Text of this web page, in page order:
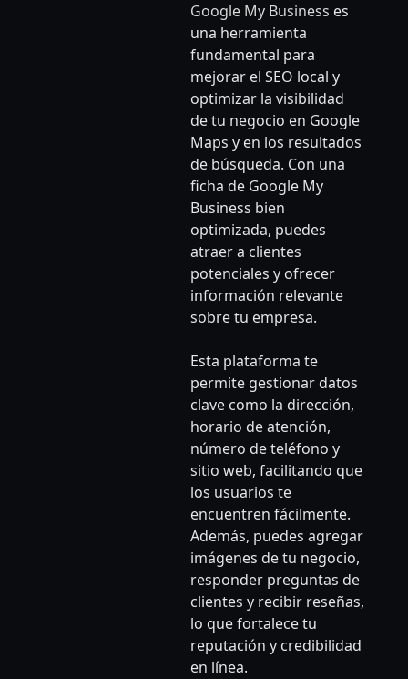
Google My Business es
una herramienta
fundamental para
mejorar el SEO local y
optimizar la visibilidad
de tu negocio en Google
Maps y en los resultados
de búsqueda. Con una
ficha de Google My
Business bien
optimizada, puedes
atraer a clientes
potenciales y ofrecer
información relevante
sobre tu empresa.
Esta plataforma te
permite gestionar datos
clave como la dirección,
horario de atención,
número de teléfono y
sitio web, facilitando que
los usuarios te
encuentren fácilmente.
Además, puedes agregar
imágenes de tu negocio,
responder preguntas de
clientes y recibir reseñas,
lo que fortalece tu
reputación y credibilidad
en línea.